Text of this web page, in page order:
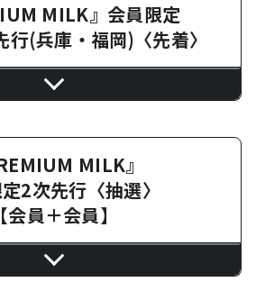
MILK』会員限定
行(兵庫・福岡)〈先着〉
MILK』
2次先行〈抽選〉
【会員＋会員】